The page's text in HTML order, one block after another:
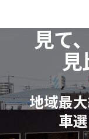
見て
見
地域最
車